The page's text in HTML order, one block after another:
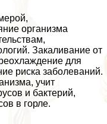
организма
Закаливание от
для
риска заболеваний.
учит
и бактерий,
в горле.